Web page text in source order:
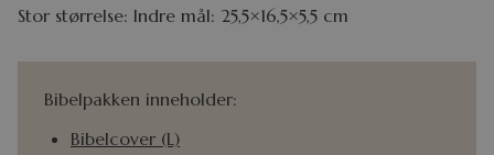
Stor størrelse: Indre mål: 25,5×16,5×5,5 cm
Bibelpakken inneholder:
Bibelcover (L)